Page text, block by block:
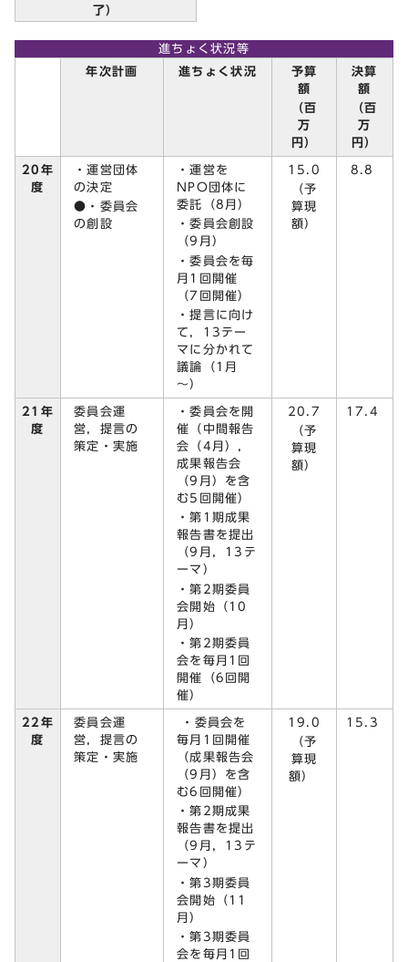
了）
進ちょく状況等
年次計画
進ちょく状況
予算
額
（百
万
円）
決算
額
（百
万
円）
20年
度
・運営団体
の決定
●・委員会
の創設
・運営を
NPO団体に
委託（8月）
・委員会創設
（9月）
・委員会を毎
月1回開催
（7回開催）
・提言に向け
て，13テー
マに分かれて
議論（1月
～）
15.0
（予
算現
額）
8.8
21年
度
委員会運
営，提言の
策定・実施
・委員会を開
催（中間報告
会（4月），
成果報告会
（9月）を含
む5回開催）
・第1期成果
報告書を提出
（9月，13テ
ーマ）
・第2期委員
会開始（10
月）
・第2期委員
会を毎月1回
開催（6回開
催）
20.7
（予
算現
額）
17.4
22年
度
委員会運
営，提言の
策定・実施
・委員会を
毎月1回開催
（成果報告会
（9月）を含
む6回開催）
・第2期成果
報告書を提出
（9月，13テ
ーマ）
・第3期委員
会開始（11
月）
・第3期委員
会を毎月1回
19.0
（予
算現
額）
15.3